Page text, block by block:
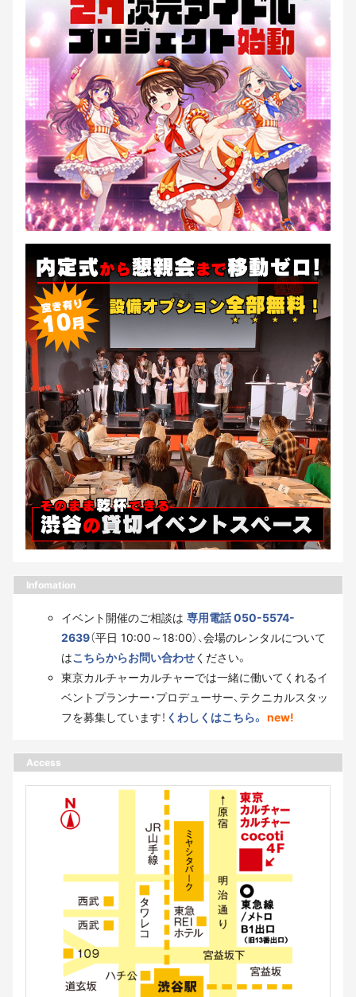
Infomation
イベント開催のご相談は 専用電話 050-5574-
2639（平日 10:00～18:00）、会場のレンタルについて
はこちらからお問い合わせください。
東京カルチャーカルチャーでは一緒に働いてくれるイ
ベントプランナー・プロデューサー、テクニカルスタッ
フを募集しています！ くわしくはこちら。 new!
Access